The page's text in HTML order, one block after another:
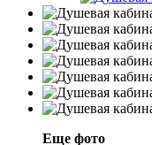
Еще фото